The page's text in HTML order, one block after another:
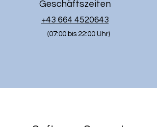
Geschäftszeiten
+43 664 4520643
(07:00 bis 22:00 Uhr)